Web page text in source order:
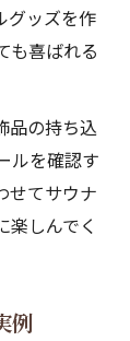
用例紹
意点
準
用法
工夫
説
グッズを作
も喜ばれる
品の持ち込
ルを確認す
せてサウナ
楽しんでく
例